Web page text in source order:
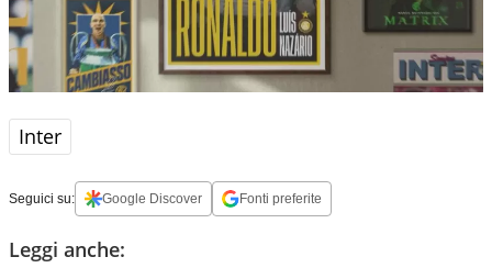
Inter
Seguici su: Google Discover Fonti preferite
Leggi anche: